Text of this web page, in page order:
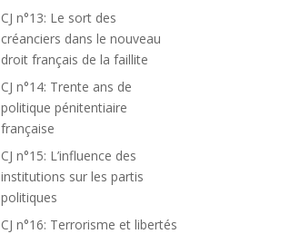
CJ n°13: Le sort des
créanciers dans le nouveau
droit français de la faillite
CJ n°14: Trente ans de
politique pénitentiaire
française
CJ n°15: L’influence des
institutions sur les partis
politiques
CJ n°16: Terrorisme et libertés